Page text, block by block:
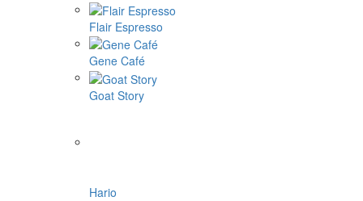
Flair Espresso
Gene Café
Goat Story
Hario